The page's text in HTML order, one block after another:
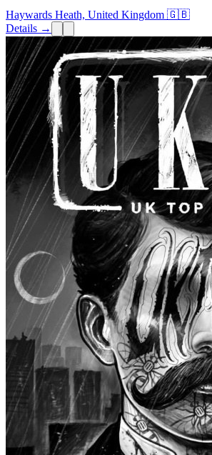
Haywards Heath, United Kingdom 🇬🇧
Details →